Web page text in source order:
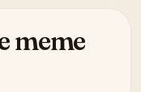
meme